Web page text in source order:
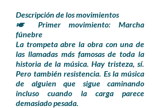
Descripción de los movimientos
🎺 Primer movimiento: Marcha
fúnebre
La trompeta abre la obra con una de
las llamadas más famosas de toda la
historia de la música. Hay tristeza, sí.
Pero también resistencia. Es la música
de alguien que sigue caminando
incluso cuando la carga parece
demasiado pesada.